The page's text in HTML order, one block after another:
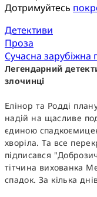
Дотримуйтесь
Детективи
Проза
Сучасна зарубіжна
Легендарний
злочинці
Елінор та Родді
надій на щасливе
єдиною
хворіла. Та все
підписався
тітчина вихованка
спадок. За кілька